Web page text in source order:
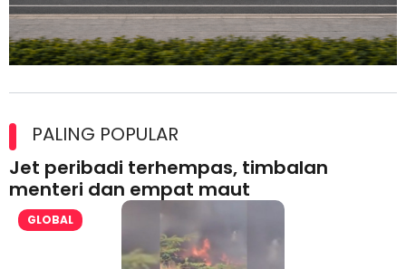
lesen separuh pertama 2026
PALING POPULAR
Jet peribadi terhempas, timbalan
menteri dan empat maut
GLOBAL